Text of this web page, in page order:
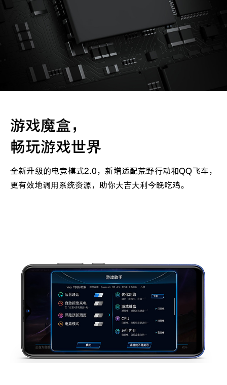
游戏魔盒，
畅玩游戏世界
全新升级的电竞模式2.0，新增适配荒野行动和QQ飞车，
更有效地调用系统资源，助你大吉大利今晚吃鸡。